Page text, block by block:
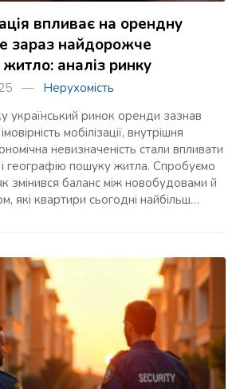
впливає на орендну
зараз найдорожче
аналіз ринку
— Нерухомість
український ринок оренди зазнав
мобілізації, внутрішня
невизначеність стали впливати
і географію пошуку житла. Спробуємо
змінився баланс між новобудовами й
які квартири сьогодні найбільш…